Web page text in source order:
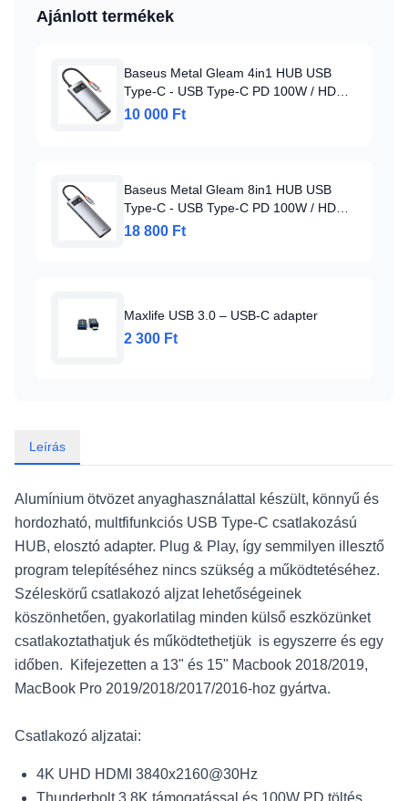
Ajánlott termékek
Baseus Metal Gleam 4in1 HUB USB
Type-C - USB Type-C PD 100W / HDMI
4K 30Hz / 1x USB 3.2 Gen 1 / 1x USB
10 000 Ft
Baseus Metal Gleam 8in1 HUB USB
Type-C - USB Type-C PD 100W / HDMI
4K 30Hz / 3x USB 3.2 Gen 1/ RJ45
18 800 Ft
Maxlife USB 3.0 – USB-C adapter
2 300 Ft
Leírás
Alumínium ötvözet anyaghasználattal készült, könnyű és
hordozható, multfifunkciós USB Type-C csatlakozású
HUB, elosztó adapter. Plug & Play, így semmilyen illesztő
program telepítéséhez nincs szükség a működtetéséhez.
Széleskörű csatlakozó aljzat lehetőségeinek
köszönhetően, gyakorlatilag minden külső eszközünket
csatlakoztathatjuk és működtethetjük is egyszerre és egy
időben. Kifejezetten a 13" és 15" Macbook 2018/2019,
MacBook Pro 2019/2018/2017/2016-hoz gyártva.
Csatlakozó aljzatai:
4K UHD HDMI 3840x2160@30Hz
Thunderbolt 3 8K támogatással és 100W PD töltés